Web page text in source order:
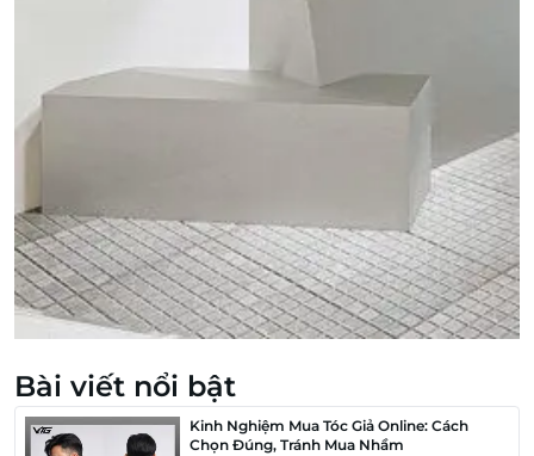
Bài viết nổi bật
Kinh Nghiệm Mua Tóc Giả Online: Cách
Chọn Đúng, Tránh Mua Nhầm